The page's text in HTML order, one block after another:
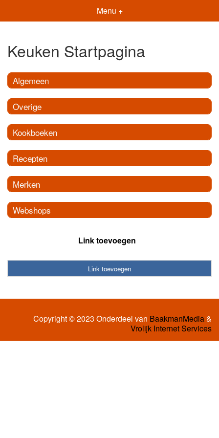
Menu +
Keuken Startpagina
Algemeen
Overige
Kookboeken
Recepten
Merken
Webshops
Link toevoegen
Link toevoegen
Copyright © 2023 Onderdeel van BaakmanMedia&
Vrolijk Internet Services